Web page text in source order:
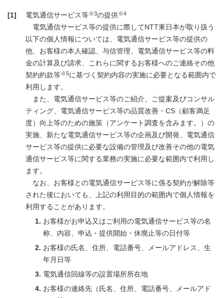
[1] 電気通信サービス等※3の提供※4
電気通信サービス等の提供に際してNTT東日本が取り扱う
以下の個人情報については、電気通信サービス等の提供の
他、お客様の本人確認、与信管理、電気通信サービス等の料
金の計算及び請求、これらに関するお客様へのご連絡その他
契約約款等※5に基づく契約内容の実施に必要となる範囲内で
利用します。
また、電気通信サービス等のご紹介、ご提案及びコンサル
ティング、電気通信サービス等の品質改善・CS（顧客満足
度）向上等のための施策（アンケート調査を含みます。）の
実施、新たな電気通信サービス等の企画及び開発、電気通信
サービス等の提供に必要な設備の管理及び改善その他の電気
通信サービス等に関する業務の実施に必要な範囲内で利用し
ます。
なお、お客様との電気通信サービス等に係る契約が解除等
された後においても、上記の利用目的の範囲内で個人情報を
利用することがあります。
お客様がお申込又はご利用の電気通信サービス等の名
称、内容、申込・提供開始・休廃止等の日付等
お客様の氏名、住所、電話番号、メールアドレス、生
年月日等
電気通信回線等の設置場所所在地
お客様の連絡先（氏名、住所、電話番号、メールアド